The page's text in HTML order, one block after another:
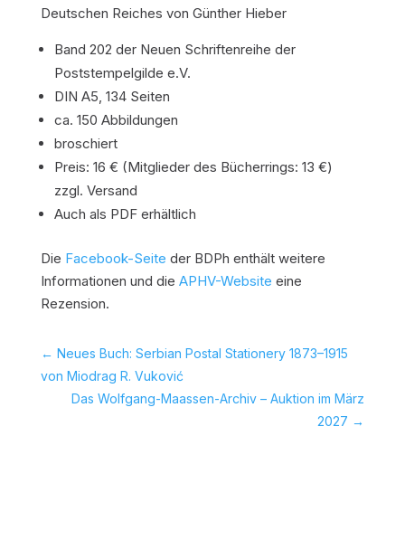
Deutschen Reiches von Günther Hieber
Band 202 der Neuen Schriftenreihe der
Poststempelgilde e.V.
DIN A5, 134 Seiten
ca. 150 Abbildungen
broschiert
Preis: 16 € (Mitglieder des Bücherrings: 13 €)
zzgl. Versand
Auch als PDF erhältlich
Die Facebook-Seite der BDPh enthält weitere
Informationen und die APHV-Website eine
Rezension.
← Neues Buch: Serbian Postal Stationery 1873–1915
von Miodrag R. Vuković
Das Wolfgang-Maassen-Archiv – Auktion im März
2027 →